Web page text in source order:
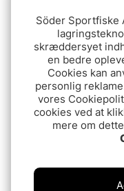
4.6
Westin ShadTeez
fr.10.90 DKK
Söder Sportfiske
skræddersyet
en bedre
Cookies kan
personlig
vores
cookies ved at
mere om